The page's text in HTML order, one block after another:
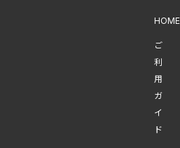
HOME
ご
利
用
ガ
イ
ド